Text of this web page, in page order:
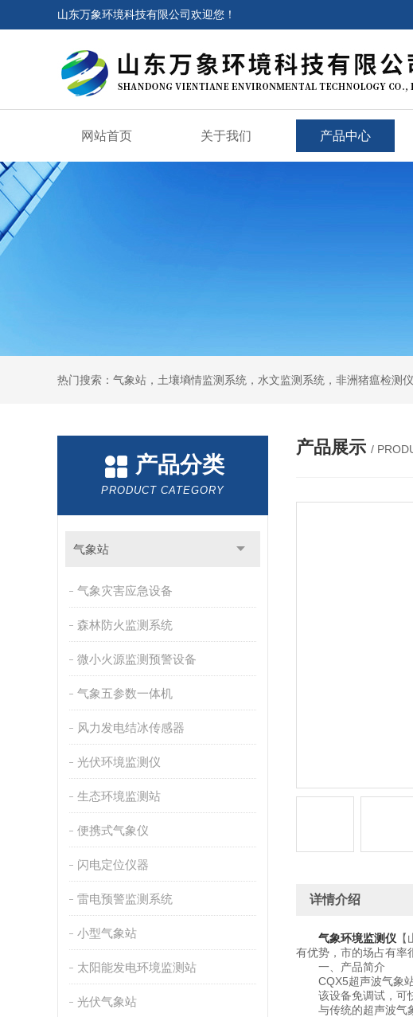
山东万象环境科技有限公司欢迎您！
网站首页 关于我们 产品中心
热门搜索：气象站，土壤墒情监测系统，水文监测系统，非洲猪瘟检测
产品分类
PRODUCT CATEGORY
气象站
气象灾害应急设备
森林防火监测系统
微小火源监测预警设备
气象五参数一体机
风力发电结冰传感器
光伏环境监测仪
生态环境监测站
便携式气象仪
闪电定位仪器
雷电预警监测系统
小型气象站
太阳能发电环境监测站
光伏气象站
产品展示 /
详情介绍
气象环境监测仪
有优势，市的场占有率
一、产品简介
CQX5超声波气象站
该设备免调试，可快
与传统的超声波气象